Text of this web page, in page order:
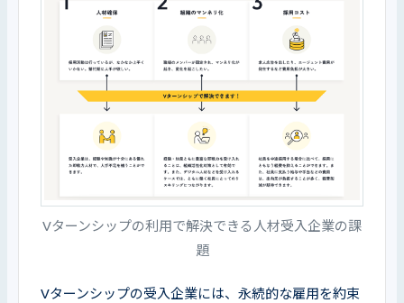
Vターンシップの利用で解決できる人材受入企業の課
題
Vターンシップの受入企業には、永続的な雇用を約束